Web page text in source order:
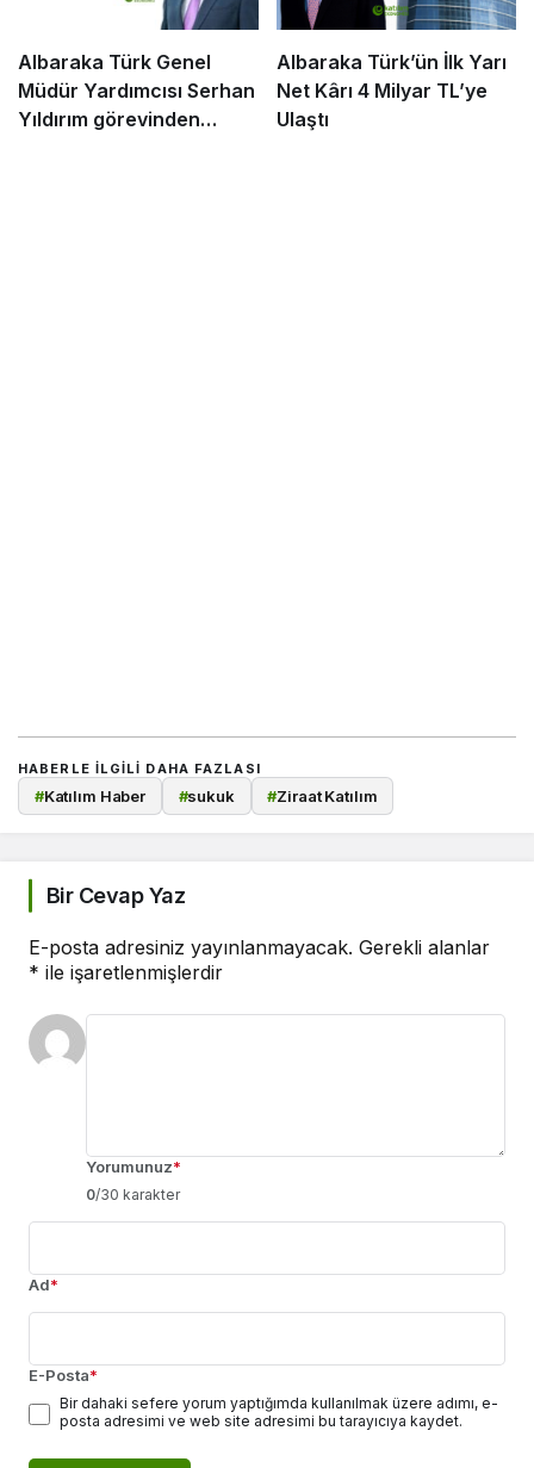
Albaraka Türk Genel
Müdür Yardımcısı Serhan
Yıldırım görevinden
Albaraka Türk’ün İlk Yarı
Net Kârı 4 Milyar TL’ye
Ulaştı
HABERLE ILGILI DAHA FAZLASI
#Katılım Haber #sukuk #Ziraat Katılım
Bir Cevap Yaz
E-posta adresiniz yayınlanmayacak. Gerekli alanlar
* ile işaretlenmişlerdir
Yorumunuz*
0/30 karakter
Ad*
E-Posta*
Bir dahaki sefere yorum yaptığımda kullanılmak üzere adımı, e-
posta adresimi ve web site adresimi bu tarayıcıya kaydet.